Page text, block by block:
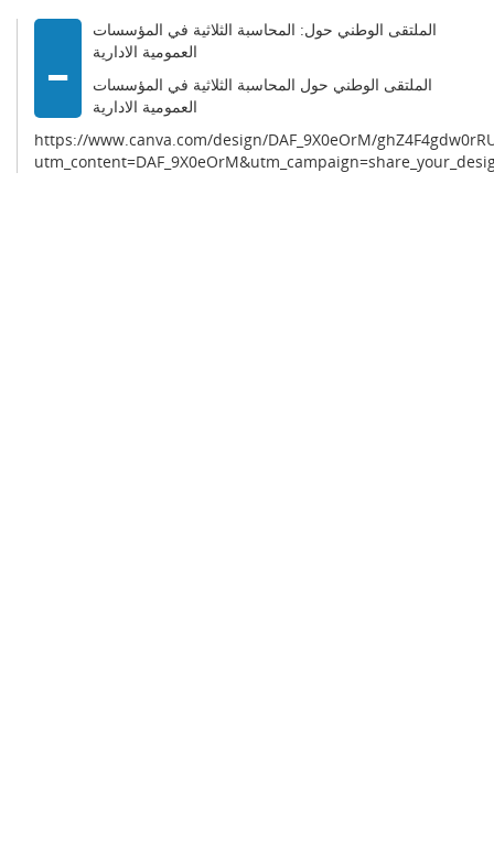
-
الملتقى الوطني حول: المحاسبة الثلاثية في المؤسسات
العمومية الادارية
الملتقى الوطني حول المحاسبة الثلاثية في المؤسسات
العمومية الادارية
https://www.canva.com/design/DAF_9X0eOrM/